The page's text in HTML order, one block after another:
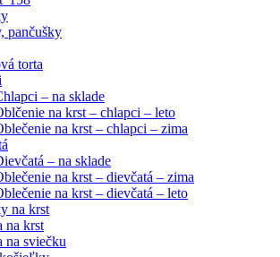
pančušky
torta
– na sklade
na krst – chlapci – leto
na krst – chlapci – zima
– na sklade
na krst – dievčatá – zima
na krst – dievčatá – leto
na krst
na krst
na sviečku